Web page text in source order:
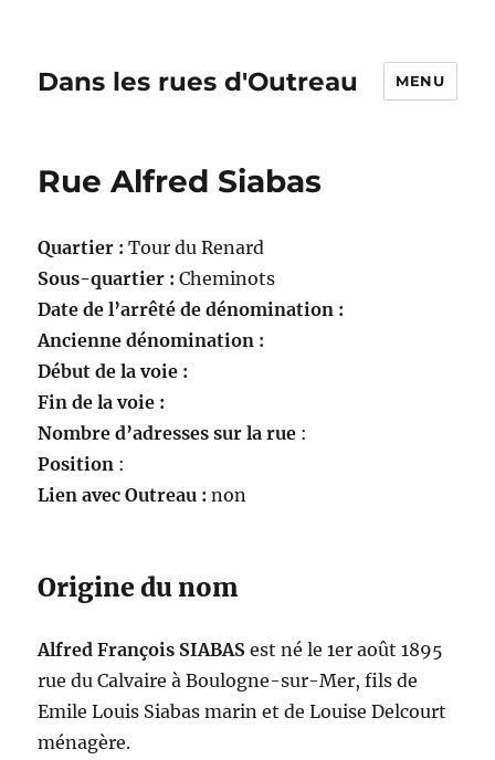
Dans les rues d'Outreau MENU
Rue Alfred Siabas
Quartier :Tour du Renard
Sous-quartier : Cheminots
Date de l’arrêté de dénomination :
Ancienne dénomination :
Début de la voie :
Fin de la voie :
Nombre d’adresses sur la rue :
Position :
Lien avec Outreau : non
Origine du nom
Alfred François SIABAS est né le 1er août 1895
rue du Calvaire à Boulogne-sur-Mer, fils de
Emile Louis Siabas marin et de Louise Delcourt
ménagère.